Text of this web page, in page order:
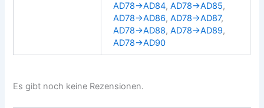
AD78→AD84, AD78→AD85,
AD78→AD86, AD78→AD87,
AD78→AD88, AD78→AD89,
AD78→AD90
Es gibt noch keine Rezensionen.